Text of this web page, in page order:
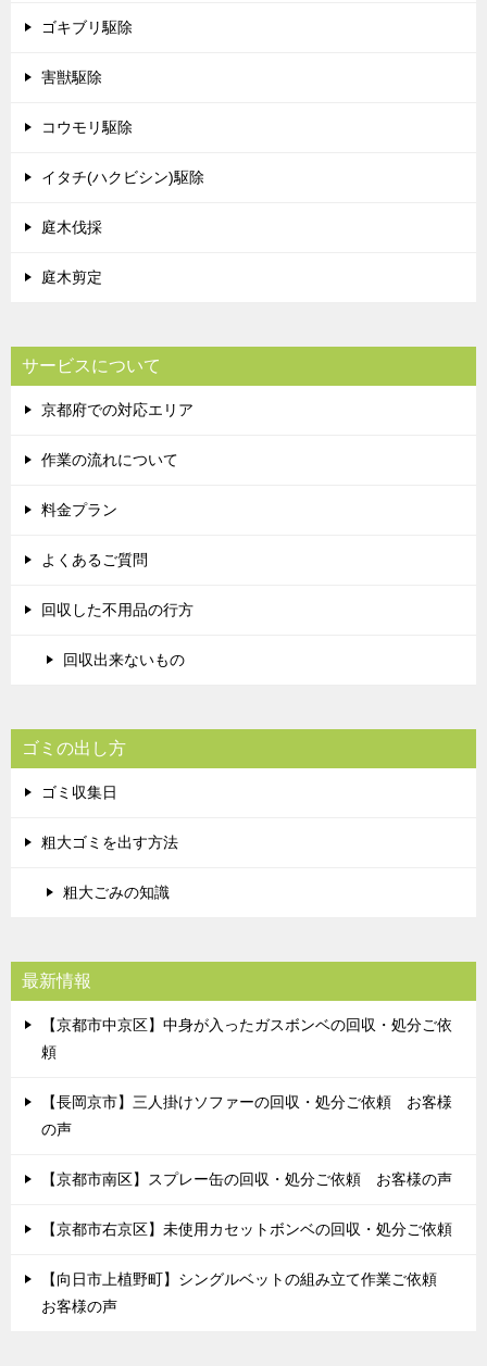
ゴキブリ駆除
害獣駆除
コウモリ駆除
イタチ(ハクビシン)駆除
庭木伐採
庭木剪定
サービスについて
京都府での対応エリア
作業の流れについて
料金プラン
よくあるご質問
回収した不用品の行方
回収出来ないもの
ゴミの出し方
ゴミ収集日
粗大ゴミを出す方法
粗大ごみの知識
最新情報
【京都市中京区】中身が入ったガスボンベの回収・処分ご依
頼
【長岡京市】三人掛けソファーの回収・処分ご依頼 お客様
の声
【京都市南区】スプレー缶の回収・処分ご依頼 お客様の声
【京都市右京区】未使用カセットボンベの回収・処分ご依頼
【向日市上植野町】シングルベットの組み立て作業ご依頼
お客様の声